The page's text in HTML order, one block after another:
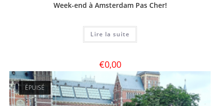
Week-end à Amsterdam Pas Cher!
Lire la suite
€0,00
ÉPUISÉ